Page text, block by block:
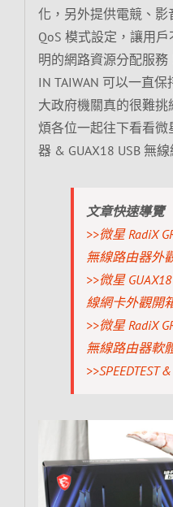
化，另外提供電競、
QoS 模式設定，讓用
明的網路資源分配服務
IN TAIWAN 可以一直
大政府機關真的很難
煩各位一起往下看看微
器 & GUAX18 USB 無
文章快速導覽
>>微星 RadiX
無線路由器外
>>微星
線網卡外觀開
>>微星 RadiX
無線路由器軟
>>SPEEDTEST